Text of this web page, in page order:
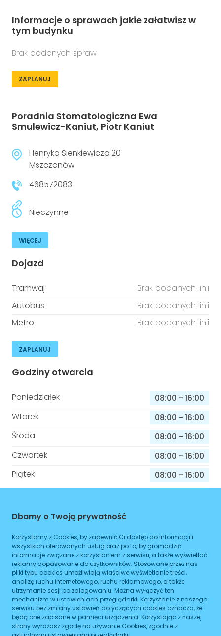
Informacje o sprawach jakie załatwisz w
tym budynku
Brak podanych spraw
ZAPLANUJ
Poradnia Stomatologiczna Ewa
Smulewicz-Kaniut, Piotr Kaniut
Henryka Sienkiewicza 20
Mszczonów
468572083
Nieczynne
WIĘCEJ
Dojazd
Tramwaj
Brak podanych linii
Autobus
Brak podanych linii
Metro
Brak podanych linii
ZAPLANUJ
Godziny otwarcia
Poniedziałek 08:00 - 16:00
Wtorek
08:00 - 16:00
Środa
08:00 - 16:00
Czwartek
08:00 - 16:00
Piątek
08:00 - 16:00
Niedziela
Informacje o sprawach jakie załatwisz w
tym budynku
Brak podanych spraw
ZAPLANUJ
Dbamy o Twoją prywatność
Korzystamy z Cookies, by zapewnić Ci dostęp do informacji i
wszystkich oferowanych usług oraz po to, by gromadzić
informacje związane z korzystaniem z serwisu, a także wyświetlać
reklamy dopasowane do użytkowników. Stosowane przez nas
pliki typu cookies umożliwiają właściwe wyświetlanie treści,
analizę ruchu internetowego, ruchu reklamowego, a także
utrzymanie sesji po zalogowaniu. Można wyłączyć ten
mechanizm w ustawieniach przeglądarki. Korzystanie z naszego
serwisu bez zmiany ustawień dotyczących cookies oznacza, że
będą one zapisane w pamięci urządzenia. Korzystając z naszej
strony wyrażasz zgodę na używanie Cookies, zgodnie z